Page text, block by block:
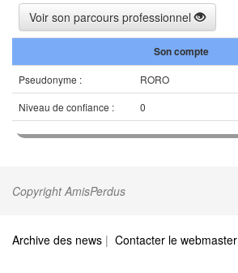
Voir son parcours professionnel
Son compte
Pseudonyme :
RORO
Niveau de confiance :
0
Copyright AmisPerdus
Archive des news | Contacter le webmaster